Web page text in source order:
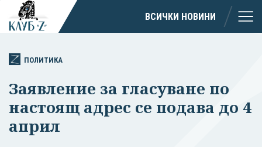
ВСИЧКИ НОВИНИ
ПОЛИТИКА
Заявление за гласуване по
настоящ адрес се подава до 4
април